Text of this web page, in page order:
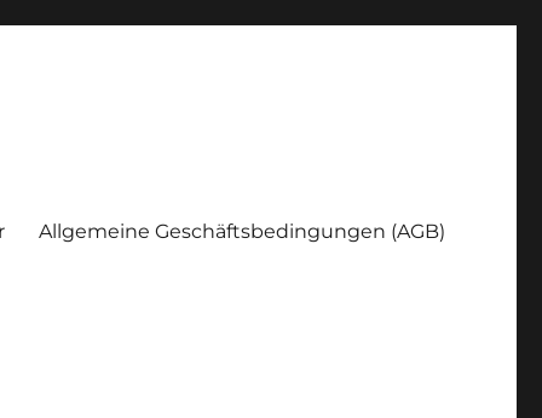
Allgemeine Geschäftsbedingungen (AGB)